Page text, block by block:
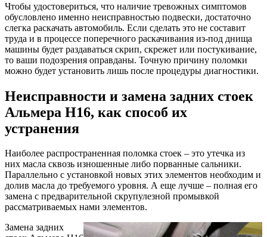
Чтобы удостовериться, что наличие тревожных симптомов
обусловлено именно неисправностью подвески, достаточно
слегка раскачать автомобиль. Если сделать это не составит
труда и в процессе поперечного раскачивания из-под днища
машины будет раздаваться скрип, скрежет или постукивание,
то ваши подозрения оправданы. Точную причину поломки
можно будет установить лишь после процедуры диагностики.
Неисправности и замена задних стоек
Альмера Н16, как способ их
устранения
Наиболее распространенная поломка стоек – это утечка из
них масла сквозь изношенные либо порванные сальники.
Параллельно с установкой новых этих элементов необходим и
долив масла до требуемого уровня. А еще лучше – полная его
замена с предварительной скрупулезной промывкой
рассматриваемых нами элементов.
Замена задних